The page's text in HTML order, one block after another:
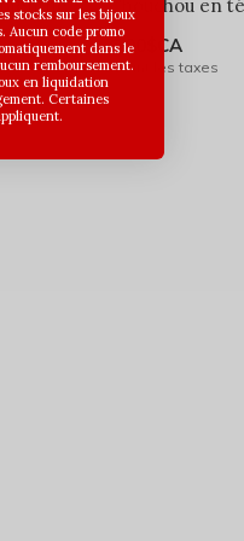
Chouchou en
6,00$CA
Avant les taxes
stocks sur les bijoux
Aucun code promo
dans le
remboursement.
en liquidation
Certaines